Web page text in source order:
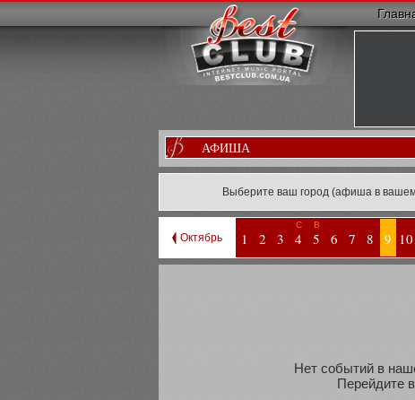
АФИША
Выберите ваш город (афиша в
Октябрь 1 2 3
С
4
В
5 6 7 8 9 10
Нет событий в
Перейдите